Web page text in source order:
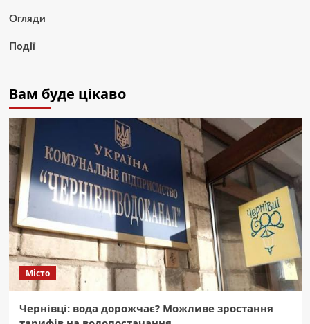
Огляди
Події
Вам буде цікаво
Місто
Чернівці: вода дорожчає? Можливе зростання